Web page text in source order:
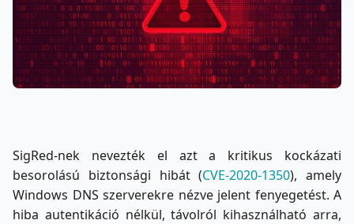
SigRed-nek nevezték el azt a kritikus kockázati
besorolású biztonsági hibát (CVE-2020-1350), amely
Windows DNS szerverekre nézve jelent fenyegetést. A
hiba autentikáció nélkül, távolról kihasználható arra,